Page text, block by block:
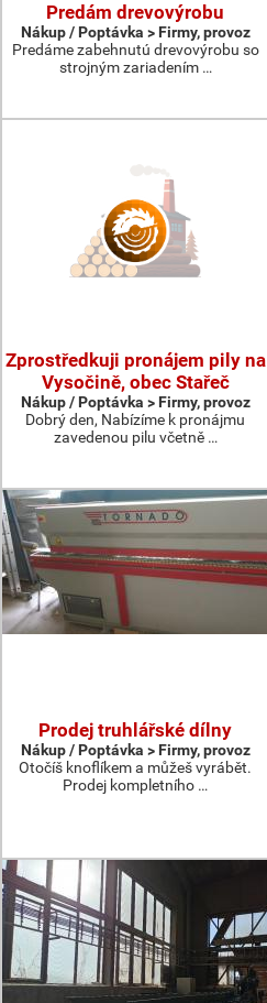
Predám drevovýrobu
Nákup / Poptávka > Firmy, provoz
Predáme zabehnutú drevovýrobu so
strojným zariadením …
Zprostředkuji pronájem pily na
Vysočině, obec Stařeč
Nákup / Poptávka > Firmy, provoz
Dobrý den, Nabízíme k pronájmu
zavedenou pilu včetně …
Prodej truhlářské dílny
Nákup / Poptávka > Firmy, provoz
Otočíš knoflíkem a můžeš vyrábět.
Prodej kompletního …